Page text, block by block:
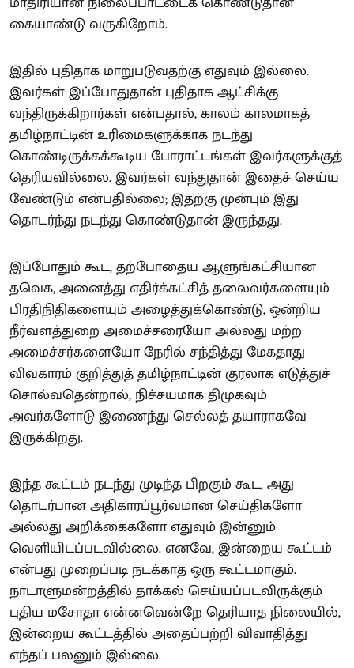
கையாண்டு வருகிறோம்.
இதில் புதிதாக மாறுபடுவதற்கு எதுவும் இல்லை.
இவர்கள் இப்போதுதான் புதிதாக ஆட்சிக்கு
வந்திருக்கிறார்கள் என்பதால், காலம் காலமாகத்
தமிழ்நாட்டின் உரிமைகளுக்காக நடந்து
கொண்டிருக்கக்கூடிய போராட்டங்கள் இவர்களுக்குத்
தெரியவில்லை. இவர்கள் வந்துதான் இதைச் செய்ய
வேண்டும் என்பதில்லை; இதற்கு முன்பும் இது
தொடர்ந்து நடந்து கொண்டுதான் இருந்தது.
இப்போதும் கூட, தற்போதைய ஆளுங்கட்சியான
தவெக, அனைத்து எதிர்க்கட்சித் தலைவர்களையும்
பிரதிநிதிகளையும் அழைத்துக்கொண்டு, ஒன்றிய
நீர்வளத்துறை அமைச்சரையோ அல்லது மற்ற
அமைச்சர்களையோ நேரில் சந்தித்து மேகதாது
விவகாரம் குறித்துத் தமிழ்நாட்டின் குரலாக எடுத்துச்
சொல்வதென்றால், நிச்சயமாக திமுகவும்
அவர்களோடு இணைந்து செல்லத் தயாராகவே
இருக்கிறது.
இந்த கூட்டம் நடந்து முடிந்த பிறகும் கூட, அது
தொடர்பான அதிகாரப்பூர்வமான செய்திகளோ
அல்லது அறிக்கைகளோ எதுவும் இன்னும்
வெளியிடப்படவில்லை. எனவே, இன்றைய கூட்டம்
என்பது முறைப்படி நடக்காத ஒரு கூட்டமாகும்.
நாடாளுமன்றத்தில் தாக்கல் செய்யப்படவிருக்கும்
புதிய மசோதா என்னவென்றே தெரியாத நிலையில்,
இன்றைய கூட்டத்தில் அதைப்பற்றி விவாதித்து
எந்தப் பலனும் இல்லை.